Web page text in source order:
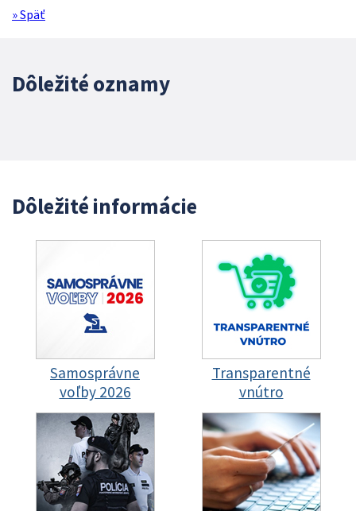
» Späť
Dôležité oznamy
Dôležité informácie
Samosprávne
voľby 2026
Transparentné
vnútro